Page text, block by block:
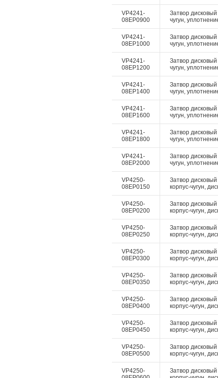
VP4241-
08EP0900
Затвор
чугун,
VP4241-
08EP1000
Затвор
чугун,
VP4241-
08EP1200
Затвор
чугун,
VP4241-
08EP1400
Затвор
чугун,
VP4241-
08EP1600
Затвор
чугун,
VP4241-
08EP1800
Затвор
чугун,
VP4241-
08EP2000
Затвор
чугун,
VP4250-
08EP0150
Затвор
корпус-чугун,
VP4250-
08EP0200
Затвор
корпус-чугун,
VP4250-
08EP0250
Затвор
корпус-чугун,
VP4250-
08EP0300
Затвор
корпус-чугун,
VP4250-
08EP0350
Затвор
корпус-чугун,
VP4250-
08EP0400
Затвор
корпус-чугун,
VP4250-
08EP0450
Затвор
корпус-чугун,
VP4250-
08EP0500
Затвор
корпус-чугун,
VP4250-
Затвор